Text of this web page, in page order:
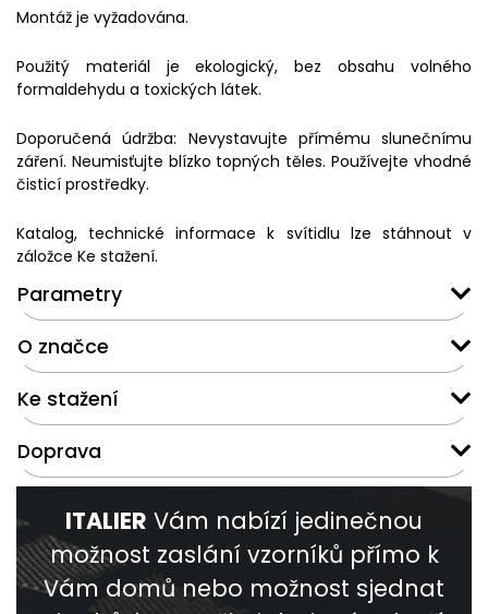
Montáž je vyžadována.
Použitý materiál je ekologický, bez obsahu volného
formaldehydu a toxických látek.
Doporučená údržba: Nevystavujte přímému slunečnímu
záření. Neumisťujte blízko topných těles. Používejte vhodné
čisticí prostředky.
Katalog, technické informace k svítidlu lze stáhnout v
záložce Ke stažení.
Parametry
O značce
Ke stažení
Doprava
ITALIER Vám nabízí jedinečnou
možnost zaslání vzorníků přímo k
Vám domů nebo možnost sjednat